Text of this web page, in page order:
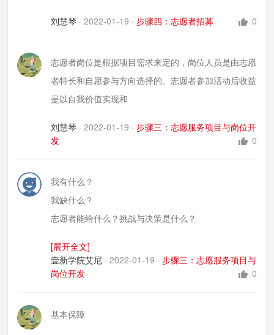
刘慧琴 · 2022-01-19 · 步骤四：志愿者招募 0
志愿者岗位是根据项目需求来定的，岗位人员是由志愿
者特长和自愿参与方向选择的。志愿者参加活动后收益
是以自我价值实现和
刘慧琴 · 2022-01-19 · 步骤三：志愿服务项目与岗位开
发
0
我有什么？
我缺什么？
志愿者能给什么？挑战与决策是什么？
[展开全文]
壹新学院艾尼 · 2022-01-19 · 步骤三：志愿服务项目与
岗位开发
0
基本保障